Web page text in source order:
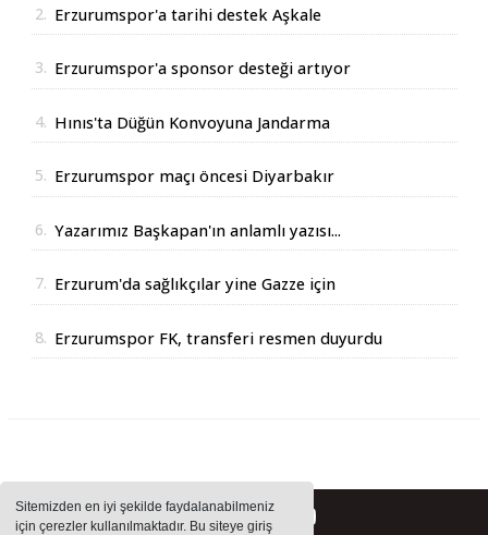
Sitemizden en iyi şekilde faydalanabilmeniz
için çerezler kullanılmaktadır. Bu siteye giriş
2. Erzurumspor'a tarihi destek Aşkale
3. Erzurumspor'a sponsor desteği artıyor
4. Hınıs'ta Düğün Konvoyuna Jandarma
5. Erzurumspor maçı öncesi Diyarbakır
6. Yazarımız Başkapan'ın anlamlı yazısı...
7. Erzurum'da sağlıkçılar yine Gazze için
8. Erzurumspor FK, transferi resmen duyurdu